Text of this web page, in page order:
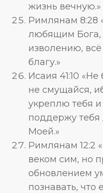
жизнь вечную.»
Римлянам 8:28
любящим Бога,
изволению, всё
благу.»
Исаия 41:10
не смущайся,
укреплю тебя и
поддержу
Моей.»
Римлянам 12:2
веком сим, но
обновлением
познавать, что